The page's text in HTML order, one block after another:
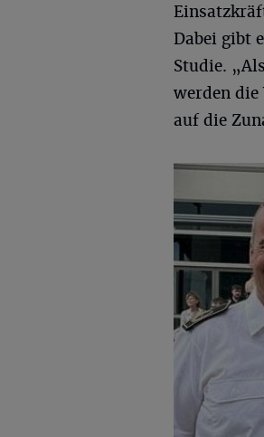
Dabei gibt
Studie.
werden
auf die